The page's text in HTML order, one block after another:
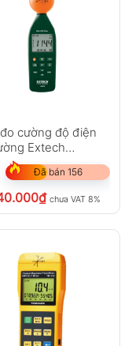
cường độ điện
Extech
Đã bán 156
₫ chưa VAT 8%